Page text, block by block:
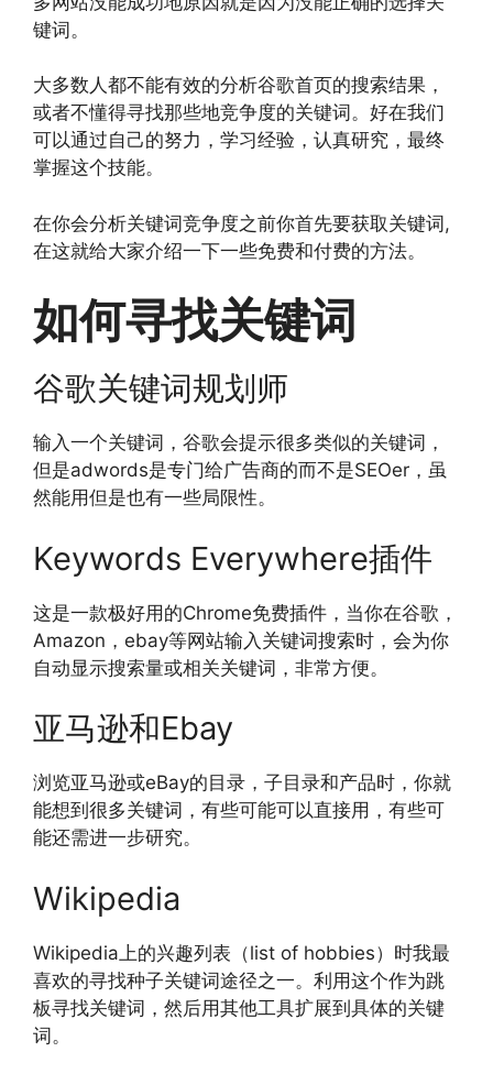
键词。
大多数人都不能有效的分析谷歌首页的搜索结果，
或者不懂得寻找那些地竞争度的关键词。好在我们
可以通过自己的努力，学习经验，认真研究，最终
掌握这个技能。
在你会分析关键词竞争度之前你首先要获取关键词,
在这就给大家介绍一下一些免费和付费的方法。
如何寻找关键词
谷歌关键词规划师
输入一个关键词，谷歌会提示很多类似的关键词，
但是adwords是专门给广告商的而不是SEOer，虽
然能用但是也有一些局限性。
Keywords Everywhere插件
这是一款极好用的Chrome免费插件，当你在谷歌，
Amazon，ebay等网站输入关键词搜索时，会为你
自动显示搜索量或相关关键词，非常方便。
亚马逊和Ebay
浏览亚马逊或eBay的目录，子目录和产品时，你就
能想到很多关键词，有些可能可以直接用，有些可
能还需进一步研究。
Wikipedia
Wikipedia上的兴趣列表（list of hobbies）时我最
喜欢的寻找种子关键词途径之一。利用这个作为跳
板寻找关键词，然后用其他工具扩展到具体的关键
词。